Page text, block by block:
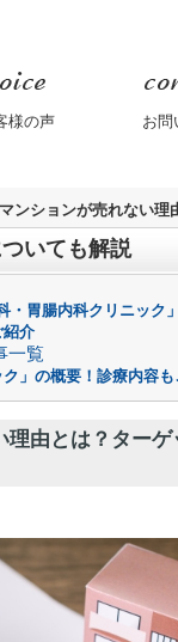
様の声 お問
ンションが売れない理
いても解説
胃腸内科クリニック
紹介
一覧
」の概要！診療内容
由とは？ターゲ